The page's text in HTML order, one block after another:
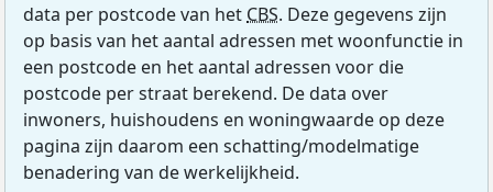
data per postcode van het CBS. Deze gegevens zijn
op basis van het aantal adressen met woonfunctie in
een postcode en het aantal adressen voor die
postcode per straat berekend. De data over
inwoners, huishoudens en woningwaarde op deze
pagina zijn daarom een schatting/modelmatige
benadering van de werkelijkheid.